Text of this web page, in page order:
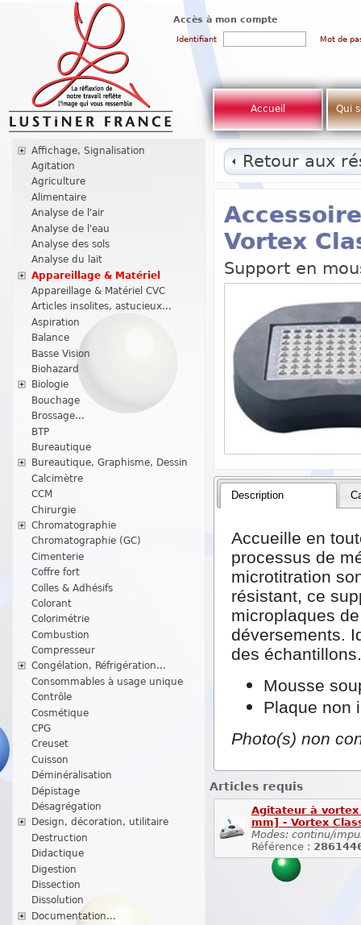
Accès à mon compte
Identifiant Mot de
Accueil Qui
Affichage, Signalisation
Agitation
Agriculture
Alimentaire
Analyse de l'air
Analyse de l'eau
Analyse des sols
Analyse du lait
Appareillage & Matériel
Appareillage & Matériel CVC
Articles insolites, astucieux...
Aspiration
Balance
Basse Vision
Biohazard
Biologie
Bouchage
Brossage...
BTP
Bureautique
Bureautique, Graphisme, Dessin
Calcimètre
CCM
Chirurgie
Chromatographie
Chromatographie (GC)
Cimenterie
Coffre fort
Colles & Adhésifs
Colorant
Colorimétrie
Combustion
Compresseur
Congélation, Réfrigération...
Consommables à usage unique
Contrôle
Cosmétique
CPG
Creuset
Cuisson
Déminéralisation
Dépistage
Désagrégation
Design, décoration, utilitaire
Destruction
Didactique
Digestion
Dissection
Dissolution
Documentation...
Retour aux
Vortex
Support en
Description
Accueille en
processus de
microtitration
résistant, ce
microplaques
déversements.
des
Mousse
Plaque non
Photo(s) non
Articles requis
Agitateur à
mm] - Vortex
Modes: continu/
Référence :